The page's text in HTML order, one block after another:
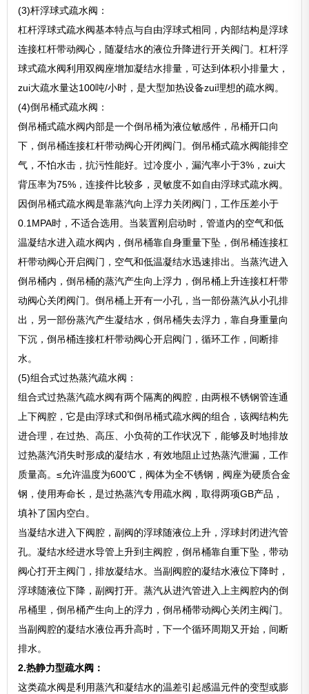
(3)杆浮球式疏水阀：
杠杆浮球式疏水阀基本特点与自由浮球式相同，内部结构是浮球
连接杠杆带动阀心，随凝结水的液位升降进行开关阀门。杠杆浮
球式疏水阀利用双阀座增加凝结水排量，可达到体积小排量大，
zui大疏水量达100吨/小时，是大型加热设备zui理想的疏水阀。
(4)倒吊桶式疏水阀：
倒吊桶式疏水阀内部是一个倒吊桶为液位敏感件，吊桶开口向
下，倒吊桶连接杠杆带动阀心开闭阀门。倒吊桶式疏水阀能排空
气，不怕水击，抗污性能好。过冷度小，漏汽率小于3%，zui大
背压率为75%，连接件比较多，灵敏度不如自由浮球式疏水阀。
因倒吊桶式疏水阀是靠蒸汽向上浮力关闭阀门，工作压差小于
0.1MPA时，不适合选用。当装置刚启动时，管道内的空气和低
温凝结水进入疏水阀内，倒吊桶靠自身重量下坠，倒吊桶连接杠
杆带动阀心开启阀门，空气和低温凝结水迅速排出。当蒸汽进入
倒吊桶内，倒吊桶的蒸汽产生向上浮力，倒吊桶上升连接杠杆带
动阀心关闭阀门。倒吊桶上开有一小孔，当一部份蒸汽从小孔排
出，另一部份蒸汽产生凝结水，倒吊桶失去浮力，靠自身重量向
下沉，倒吊桶连接杠杆带动阀心开启阀门，循环工作，间断排
水。
(5)组合式过热蒸汽疏水阀：
组合式过热蒸汽疏水阀有两个隔离的阀腔，由两根不锈钢管连通
上下阀腔，它是由浮球式和倒吊桶式疏水阀的组合，该阀结构先
进合理，在过热、高压、小负荷的工作状况下，能够及时地排放
过热蒸汽消失时形成的凝结水，有效地阻止过热蒸汽泄漏，工作
质量高。≤允许温度为600℃，阀体为全不锈钢，阀座为硬质合金
钢，使用寿命长，是过热蒸汽专用疏水阀，取得两项GB产品，
填补了国内空白。
当凝结水进入下阀腔，副阀的浮球随液位上升，浮球封闭进汽管
孔。凝结水经进水导管上升到主阀腔，倒吊桶靠自重下坠，带动
阀心打开主阀门，排放凝结水。当副阀腔的凝结水液位下降时，
浮球随液位下降，副阀打开。蒸汽从进汽管进入上主阀腔内的倒
吊桶里，倒吊桶产生向上的浮力，倒吊桶带动阀心关闭主阀门。
当副阀腔的凝结水液位再升高时，下一个循环周期又开始，间断
排水。
2.热静力型疏水阀：
这类疏水阀是利用蒸汽和凝结水的温差引起感温元件的变型或膨